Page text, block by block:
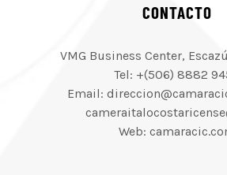
CONTACTO
VMG Business Center,
Tel: +(506) 8882
Email:
Web: